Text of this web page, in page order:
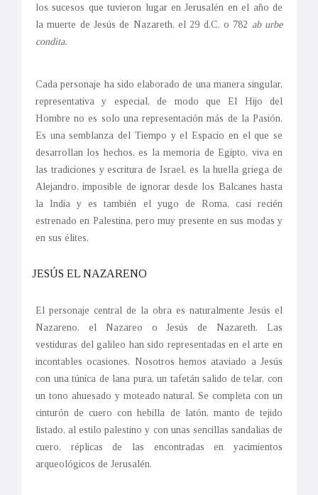
los sucesos que tuvieron lugar en Jerusalén en el año de
la muerte de Jesús de Nazareth, el 29 d.C. o 782 ab urbe
condita.
Cada personaje ha sido elaborado de una manera singular,
representativa y especial, de modo que El Hijo del
Hombre no es solo una representación más de la Pasión.
Es una semblanza del Tiempo y el Espacio en el que se
desarrollan los hechos, es la memoria de Egipto, viva en
las tradiciones y escritura de Israel, es la huella griega de
Alejandro, imposible de ignorar desde los Balcanes hasta
la India y es también el yugo de Roma, casi recién
estrenado en Palestina, pero muy presente en sus modas y
en sus élites.
JESÚS EL NAZARENO
El personaje central de la obra es naturalmente Jesús el
Nazareno, el Nazareo o Jesús de Nazareth. Las
vestiduras del galileo han sido representadas en el arte en
incontables ocasiones. Nosotros hemos ataviado a Jesús
con una túnica de lana pura, un tafetán salido de telar, con
un tono ahuesado y moteado natural. Se completa con un
cinturón de cuero con hebilla de latón, manto de tejido
listado, al estilo palestino y con unas sencillas sandalias de
cuero, réplicas de las encontradas en yacimientos
arqueológicos de Jerusalén.